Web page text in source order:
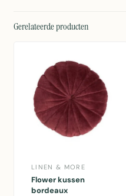
Gerelateerde producten
LINEN & MORE
Flower kussen
bordeaux